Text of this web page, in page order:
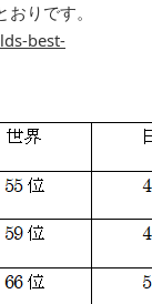
りです。
best-